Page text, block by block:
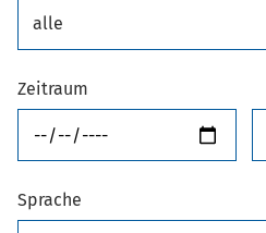
alle
Zeitraum
Sprache